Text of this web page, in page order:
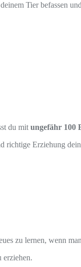
Tier befassen
du mit ungefähr 100
richtige Erziehung
zu lernen, wenn
erziehen.